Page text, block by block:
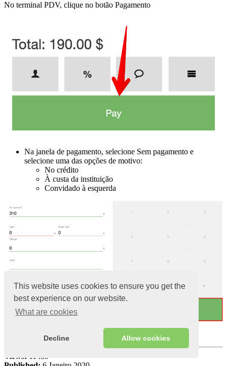
This website uses cookies to ensure you get the
best experience on our website.
What are cookies
Decline Allow cookies
No terminal PDV, clique no botão Pagamento
Na janela de pagamento, selecione Sem pagamento e
selecione uma das opções de motivo:
No crédito
À custa da instituição
Convidado à esquerda
Clique emPagar
Views: 11489